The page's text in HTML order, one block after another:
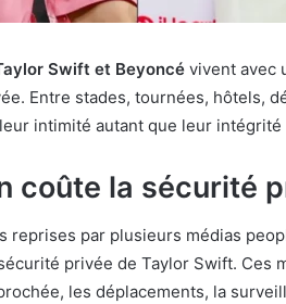
Swift et Beyoncé vivent avec
Entre stades, tournées, hôtels,
intimité autant que leur intégrité
coûte la sécurité
reprises par plusieurs médias
privée de Taylor Swift. Ces
les déplacements, la